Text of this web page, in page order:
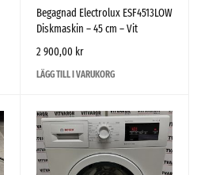
Begagnad Electrolux ESF4513LOW
Diskmaskin – 45 cm – Vit
2 900,00 kr
LÄGG TILL I VARUKORG